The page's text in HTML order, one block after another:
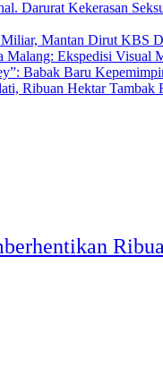
Darurat Kekerasan
Mantan Dirut KBS
Malang: Ekspedisi Visual
Babak Baru
Ribuan Hektar Tambak